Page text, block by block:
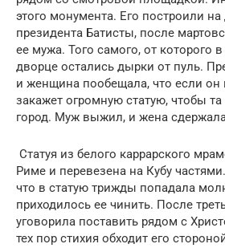
этого монумента. Его построили на
президента Батисты, после
ее мужа. Того самого, от которого
дворце остались дырки от пуль.
и женщина пообещала, что если он
закажет огромную статую, чтобы
город. Муж выжил, и жена
Статуя из белого каррарского
Риме и перевезена на Кубу
что в статую трижды попадала
приходилось ее чинить. После
уговорила поставить рядом с
тех пор стихия обходит его